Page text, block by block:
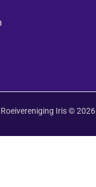
Roeivereniging Iris © 2026